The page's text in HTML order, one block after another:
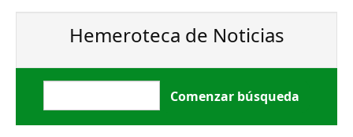
Hemeroteca de Noticias